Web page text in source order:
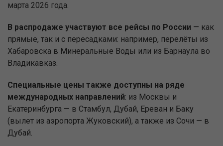
марта 2026 года.
В распродаже участвуют все рейсы по России — как
прямые, так и с пересадками: например, перелёты из
Хабаровска в Минеральные Воды или из Барнаула во
Владикавказ.
Специальные цены также доступны на ряде
международных направлений: из Москвы и
Екатеринбурга — в Стамбул, Дубай, Ереван и Баку
(вылет из аэропорта Жуковский), а также из Сочи — в
Дубай.